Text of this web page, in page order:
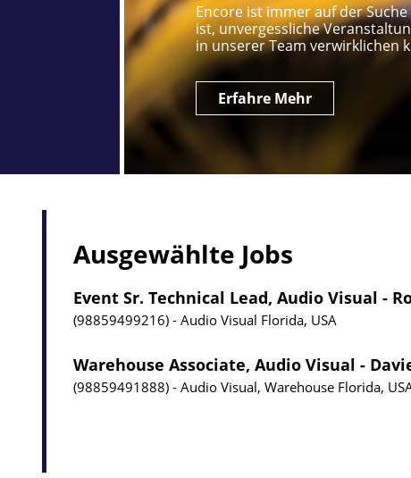
Encore ist immer auf der
ist, unvergessliche
in unserer Team verwirklichen
Erfahre Mehr
Ausgewählte Jobs
Event Sr. Technical Lead, Audio Visual -
98859499216 Audio Visual Florida, USA
Warehouse Associate, Audio Visual -
98859491888 Audio Visual, Warehouse Florida,